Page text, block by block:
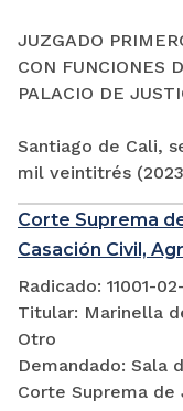
JUZGADO
CON FUNCIONES
PALACIO DE
Santiago de Cali,
mil veintitrés
Corte Suprema
Casación Civil,
Radicado: 11001-
Titular: Marinella
Otro
Demandado: Sala
Corte Suprema de